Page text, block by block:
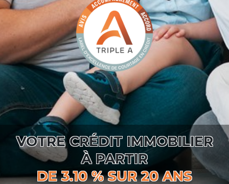
VOTRE CRÉDIT IMMOBILIER
À PARTIR
DE 3.10 % SUR 20 ANS